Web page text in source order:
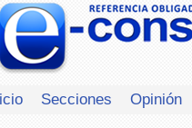
Secciones Opinión